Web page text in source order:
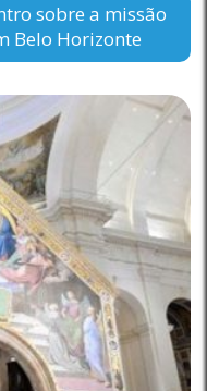
sobre a missão
Belo Horizonte